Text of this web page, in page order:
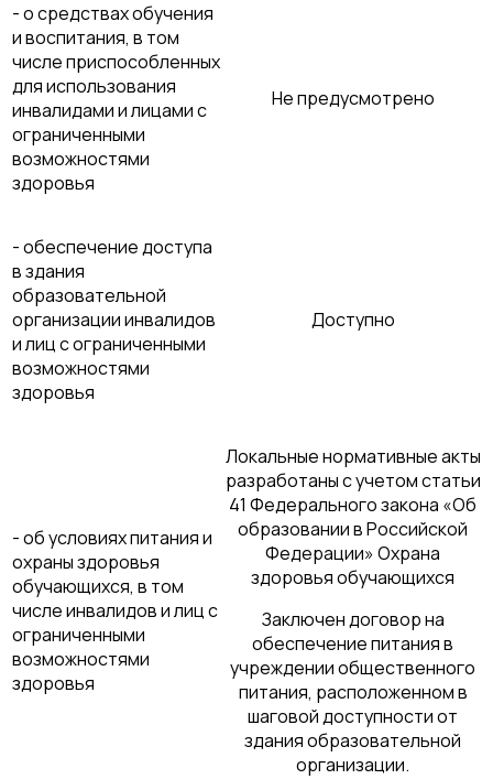
- о средствах обучения
и воспитания, в том
числе приспособленных
для использования
инвалидами и лицами с
ограниченными
возможностями
здоровья
Не предусмотрено
- обеспечение доступа
в здания
образовательной
организации инвалидов
и лиц с ограниченными
возможностями
здоровья
Доступно
- об условиях питания и
охраны здоровья
обучающихся, в том
числе инвалидов и лиц с
ограниченными
возможностями
здоровья
Локальные нормативные акты
разработаны с учетом статьи
41 Федерального закона «Об
образовании в Российской
Федерации» Охрана
здоровья обучающихся
Заключен договор на
обеспечение питания в
учреждении общественного
питания, расположенном в
шаговой доступности от
здания образовательной
организации.